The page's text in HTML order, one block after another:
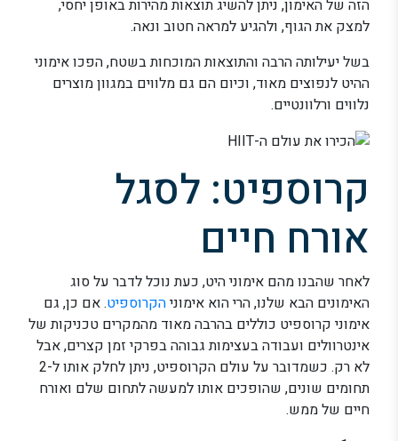
הזה של האימון, ניתן להשיג תוצאות מהירות באופן יחסי,
למצק את הגוף, ולהגיע למראה חטוב ונאה.
בשל יעילותה הרבה והתוצאות המוכחות בשטח, הפכו אימוני
ההיט לנפוצים מאוד, וכיום הם גם מלווים במגוון מוצרים
נלווים ורלוונטיים.
קרוספיט: לסגל
אורח חיים
לאחר שהבנו מהם אימוני היט, כעת נוכל לדבר על סוג
האימונים הבא שלנו, הרי הוא אימוניהקרוספיט. אם כן, גם
אימוני קרוספיט כוללים בהרבה מאוד מהמקרים טכניקות של
אינטרוולים ועבודה בעצימות גבוהה בפרקי זמן קצרים, אבל
לא רק. כשמדובר על עולם הקרוספיט, ניתן לחלק אותו ל-2
תחומים שונים, שהופכים אותו למעשה לתחום שלם ואורח
חיים של ממש.